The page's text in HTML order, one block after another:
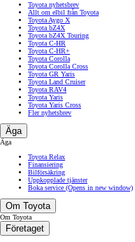
Toyota nyhetsbrev
Allt om elbil från Toyota
Toyota Aygo X
Toyota bZ4X
Toyota bZ4X Touring
Toyota C-HR
Toyota C-HR+
Toyota Corolla
Toyota Corolla Cross
Toyota GR Yaris
Toyota Land Cruiser
Toyota RAV4
Toyota Yaris
Toyota Yaris Cross
Fler nyhetsbrev
Äga
Äga
Toyota Relax
Finansiering
Bilförsäkring
Uppkopplade tjänster
Boka service (Opens in new window)
Om Toyota
Om Toyota
Företaget